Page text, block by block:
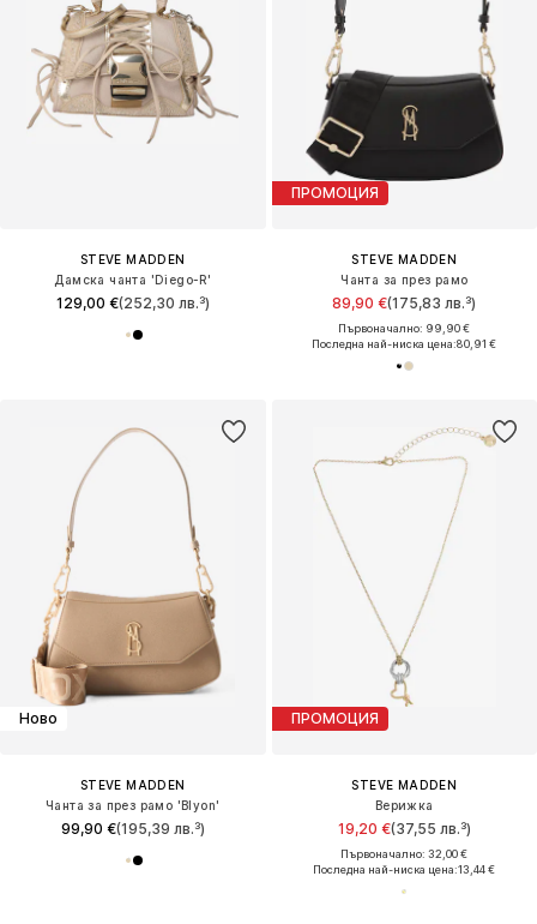
STEVE MADDEN
Дамска чанта 'Diego-R'
129,00 €(252,30 лв.³)
ПРОМОЦИЯ
STEVE MADDEN
Чанта за през рамо
89,90 €(175,83 лв.³)
Първоначално: 99,90 €
Последна най-ниска цена:80,91 €
Ново
STEVE MADDEN
Чанта за през рамо 'Blyon'
99,90 €(195,39 лв.³)
ПРОМОЦИЯ
STEVE MADDEN
Верижка
19,20 €(37,55 лв.³)
Първоначално: 32,00 €
Последна най-ниска цена:13,44 €